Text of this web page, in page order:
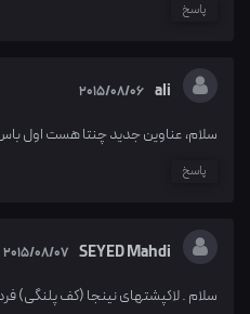
پاسخ
ali
2015/08/06
سلام، عناوین جدید چنتا هست اول
پاسخ
SEYED Mahdi
2015/08/07
سلام . لاکپشتهای نینجا (کف پلنگی)